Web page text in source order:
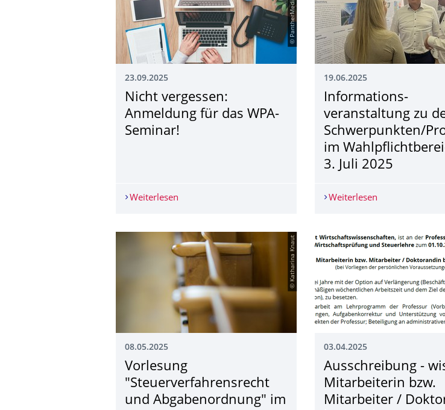
23.09.2025
Nicht vergessen:
Anmeldung für das WPA-
Seminar!
Weiterlesen Nicht vergessen: Anmeldung für das WPA-Seminar!
19.06.2025
Informations­
veranstaltung zu
Schwerpunkten/
im
3. Juli 2025
Weiterlesen
© Katharina Knaut
08.05.2025
Vorlesung
"Steuerverfahrens­recht
und Abgabenordnung" im
03.04.2025
Ausschreibung -
Mitarbeiterin bzw.
Mitarbeiter /